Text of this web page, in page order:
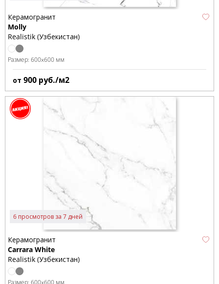
Керамогранит
Molly
Realistik (Узбекистан)
Размер: 600x600 мм
от 900 руб./м2
6 просмотров за 7 дней
Керамогранит
Carrara White
Realistik (Узбекистан)
Размер: 600x600 мм